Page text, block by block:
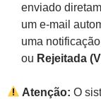
enviado
um e-mail
uma
ou Rejeitada
Atenção: O